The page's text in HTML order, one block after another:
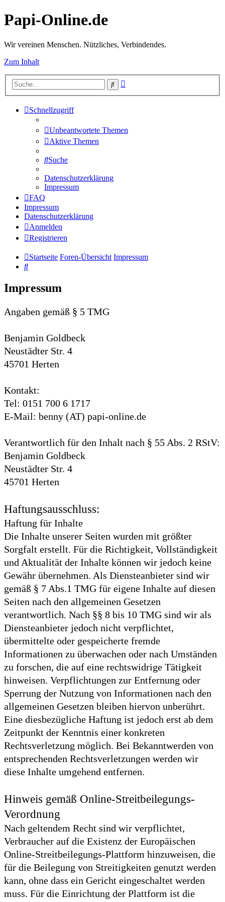
Papi-Online.de
Wir vereinen Menschen. Nützliches, Verbindendes.
Zum Inhalt
Suche
Schnellzugriff
Unbeantwortete Themen
Aktive Themen
Suche
Datenschutzerklärung
Impressum
FAQ
Impressum
Datenschutzerklärung
Anmelden
Registrieren
Startseite Foren-Übersicht Impressum
Suche
Impressum
Angaben gemäß § 5 TMG
Benjamin Goldbeck
Neustädter Str. 4
45701 Herten
Kontakt:
Tel: 0151 700 6 1717
E-Mail: benny (AT) papi-online.de
Verantwortlich für den Inhalt nach § 55 Abs. 2 RStV:
Benjamin Goldbeck
Neustädter Str. 4
45701 Herten
Haftungsausschluss:
Haftung für Inhalte
Die Inhalte unserer Seiten wurden mit größter
Sorgfalt erstellt. Für die Richtigkeit, Vollständigkeit
und Aktualität der Inhalte können wir jedoch keine
Gewähr übernehmen. Als Diensteanbieter sind wir
gemäß § 7 Abs.1 TMG für eigene Inhalte auf diesen
Seiten nach den allgemeinen Gesetzen
verantwortlich. Nach §§ 8 bis 10 TMG sind wir als
Diensteanbieter jedoch nicht verpflichtet,
übermittelte oder gespeicherte fremde
Informationen zu überwachen oder nach Umständen
zu forschen, die auf eine rechtswidrige Tätigkeit
hinweisen. Verpflichtungen zur Entfernung oder
Sperrung der Nutzung von Informationen nach den
allgemeinen Gesetzen bleiben hiervon unberührt.
Eine diesbezügliche Haftung ist jedoch erst ab dem
Zeitpunkt der Kenntnis einer konkreten
Rechtsverletzung möglich. Bei Bekanntwerden von
entsprechenden Rechtsverletzungen werden wir
diese Inhalte umgehend entfernen.
Hinweis gemäß Online-Streitbeilegungs-
Verordnung
Nach geltendem Recht sind wir verpflichtet,
Verbraucher auf die Existenz der Europäischen
Online-Streitbeilegungs-Plattform hinzuweisen, die
für die Beilegung von Streitigkeiten genutzt werden
kann, ohne dass ein Gericht eingeschaltet werden
muss. Für die Einrichtung der Plattform ist die